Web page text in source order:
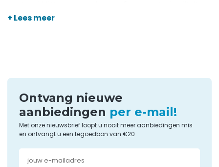
horeca benodigdheden
+ Lees meer
Ontvang nieuwe
aanbiedingen per e-mail!
Met onze nieuwsbrief loopt u nooit meer aanbiedingen mis
en ontvangt u een tegoedbon van €20